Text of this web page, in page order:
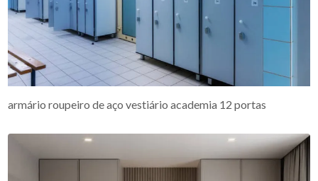
armário roupeiro de aço vestiário academia 12 portas